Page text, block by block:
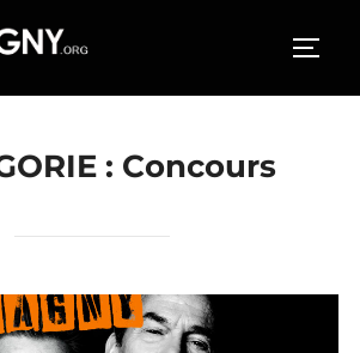
: Concours